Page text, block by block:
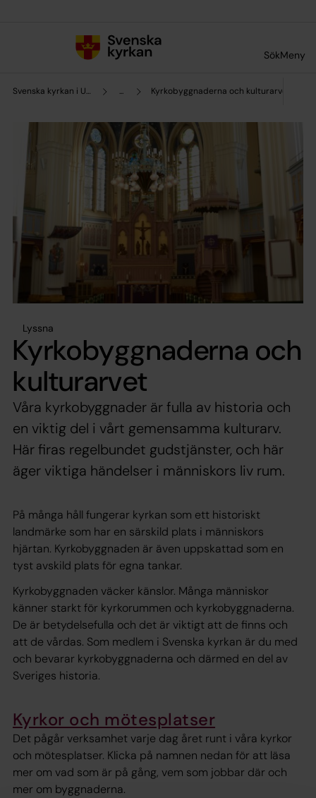
SökMeny
Svenska kyrkan i Umeå ... Kyrkobyggnaderna och kulturarvet
Lyssna
Kyrkobyggnaderna och
kulturarvet
Våra kyrkobyggnader är fulla av historia och
en viktig del i vårt gemensamma kulturarv.
Här firas regelbundet gudstjänster, och här
äger viktiga händelser i människors liv rum.
På många håll fungerar kyrkan som ett historiskt
landmärke som har en särskild plats i människors
hjärtan. Kyrkobyggnaden är även uppskattad som en
tyst avskild plats för egna tankar.
Kyrkobyggnaden väcker känslor. Många människor
känner starkt för kyrkorummen och kyrkobyggnaderna.
De är betydelsefulla och det är viktigt att de finns och
att de vårdas. Som medlem i Svenska kyrkan är du med
och bevarar kyrkobyggnaderna och därmed en del av
Sveriges historia.
Kyrkor och mötesplatser
Det pågår verksamhet varje dag året runt i våra kyrkor
och mötesplatser. Klicka på namnen nedan för att läsa
mer om vad som är på gång, vem som jobbar där och
mer om byggnaderna.